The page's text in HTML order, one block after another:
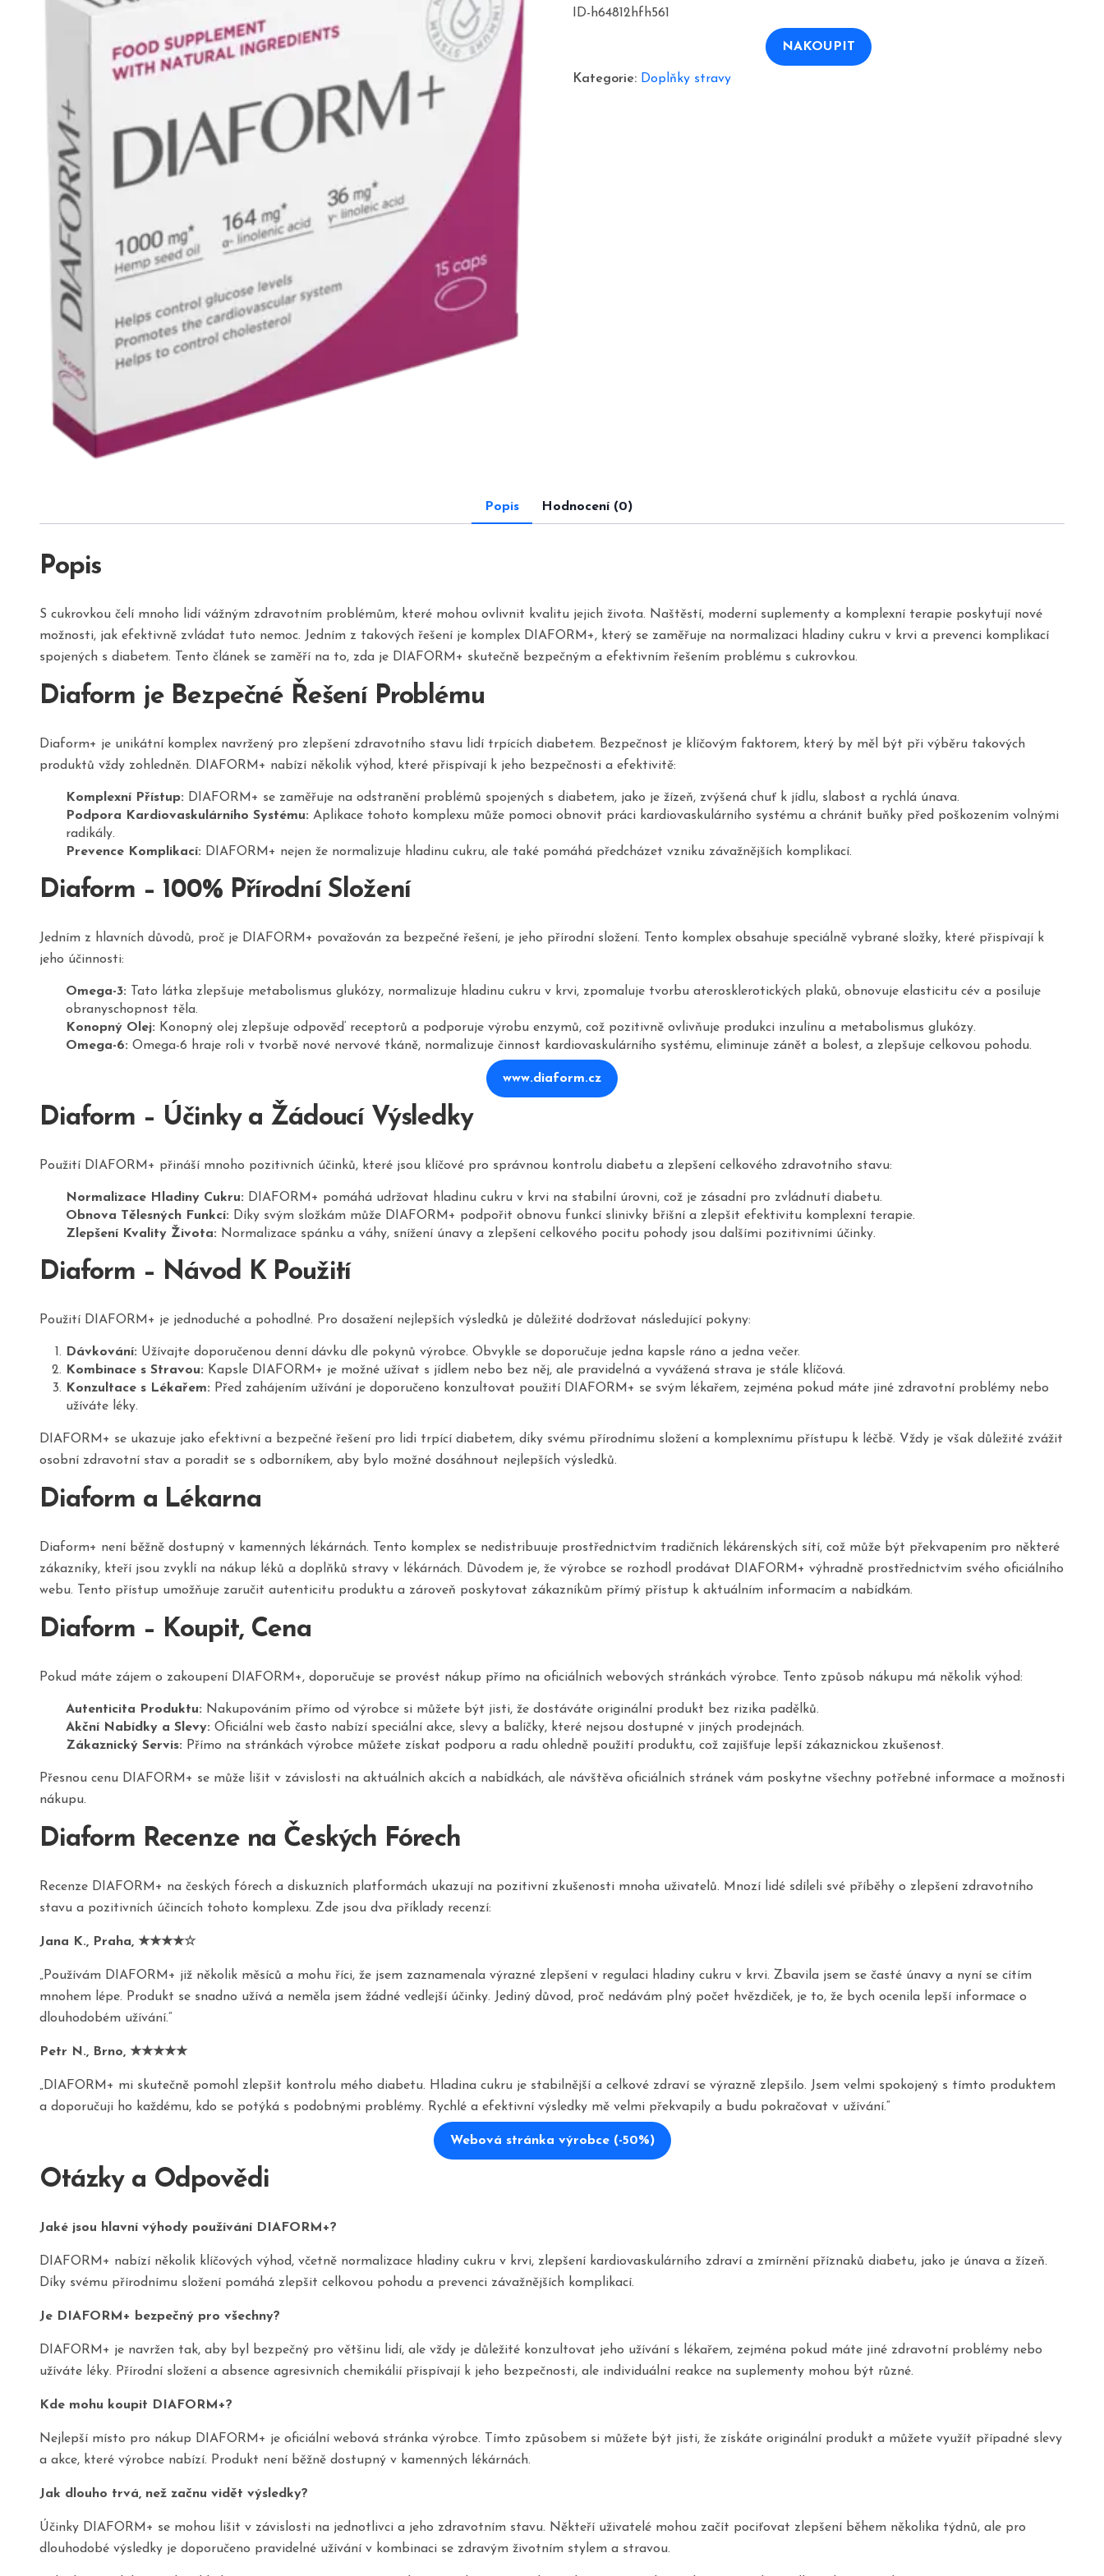
849,00 Kč.
ID-h64812hfh561
NAKOUPIT
Kategorie: Doplňky stravy
Popis Hodnocení (0)
Popis
S cukrovkou čelí mnoho lidí vážným zdravotním problémům, které mohou ovlivnit kvalitu jejich života. Naštěstí, moderní suplementy a komplexní terapie poskytují nové
možnosti, jak efektivně zvládat tuto nemoc. Jedním z takových řešení je komplex DIAFORM+, který se zaměřuje na normalizaci hladiny cukru v krvi a prevenci komplikací
spojených s diabetem. Tento článek se zaměří na to, zda je DIAFORM+ skutečně bezpečným a efektivním řešením problému s cukrovkou.
Diaform je Bezpečné Řešení Problému
Diaform+ je unikátní komplex navržený pro zlepšení zdravotního stavu lidí trpících diabetem. Bezpečnost je klíčovým faktorem, který by měl být při výběru takových
produktů vždy zohledněn. DIAFORM+ nabízí několik výhod, které přispívají k jeho bezpečnosti a efektivitě:
Komplexní Přístup: DIAFORM+ se zaměřuje na odstranění problémů spojených s diabetem, jako je žízeň, zvýšená chuť k jídlu, slabost a rychlá únava.
Podpora Kardiovaskulárního Systému: Aplikace tohoto komplexu může pomoci obnovit práci kardiovaskulárního systému a chránit buňky před poškozením volnými
radikály.
Prevence Komplikací: DIAFORM+ nejen že normalizuje hladinu cukru, ale také pomáhá předcházet vzniku závažnějších komplikací.
Diaform – 100% Přírodní Složení
Jedním z hlavních důvodů, proč je DIAFORM+ považován za bezpečné řešení, je jeho přírodní složení. Tento komplex obsahuje speciálně vybrané složky, které přispívají k
jeho účinnosti:
Omega-3: Tato látka zlepšuje metabolismus glukózy, normalizuje hladinu cukru v krvi, zpomaluje tvorbu aterosklerotických plaků, obnovuje elasticitu cév a posiluje
obranyschopnost těla.
Konopný Olej: Konopný olej zlepšuje odpověď receptorů a podporuje výrobu enzymů, což pozitivně ovlivňuje produkci inzulínu a metabolismus glukózy.
Omega-6: Omega-6 hraje roli v tvorbě nové nervové tkáně, normalizuje činnost kardiovaskulárního systému, eliminuje zánět a bolest, a zlepšuje celkovou pohodu.
www.diaform.cz
Diaform – Účinky a Žádoucí Výsledky
Použití DIAFORM+ přináší mnoho pozitivních účinků, které jsou klíčové pro správnou kontrolu diabetu a zlepšení celkového zdravotního stavu:
Normalizace Hladiny Cukru: DIAFORM+ pomáhá udržovat hladinu cukru v krvi na stabilní úrovni, což je zásadní pro zvládnutí diabetu.
Obnova Tělesných Funkcí: Díky svým složkám může DIAFORM+ podpořit obnovu funkcí slinivky břišní a zlepšit efektivitu komplexní terapie.
Zlepšení Kvality Života: Normalizace spánku a váhy, snížení únavy a zlepšení celkového pocitu pohody jsou dalšími pozitivními účinky.
Diaform – Návod K Použití
Použití DIAFORM+ je jednoduché a pohodlné. Pro dosažení nejlepších výsledků je důležité dodržovat následující pokyny:
Dávkování: Užívajte doporučenou denní dávku dle pokynů výrobce. Obvykle se doporučuje jedna kapsle ráno a jedna večer.
Kombinace s Stravou: Kapsle DIAFORM+ je možné užívat s jídlem nebo bez něj, ale pravidelná a vyvážená strava je stále klíčová.
Konzultace s Lékařem: Před zahájením užívání je doporučeno konzultovat použití DIAFORM+ se svým lékařem, zejména pokud máte jiné zdravotní problémy nebo
užíváte léky.
DIAFORM+ se ukazuje jako efektivní a bezpečné řešení pro lidi trpící diabetem, díky svému přírodnímu složení a komplexnímu přístupu k léčbě. Vždy je však důležité zvážit
osobní zdravotní stav a poradit se s odborníkem, aby bylo možné dosáhnout nejlepších výsledků.
Diaform a Lékarna
Diaform+ není běžně dostupný v kamenných lékárnách. Tento komplex se nedistribuuje prostřednictvím tradičních lékárenských sítí, což může být překvapením pro některé
zákazníky, kteří jsou zvyklí na nákup léků a doplňků stravy v lékárnách. Důvodem je, že výrobce se rozhodl prodávat DIAFORM+ výhradně prostřednictvím svého oficiálního
webu. Tento přístup umožňuje zaručit autenticitu produktu a zároveň poskytovat zákazníkům přímý přístup k aktuálním informacím a nabídkám.
Diaform – Koupit, Cena
Pokud máte zájem o zakoupení DIAFORM+, doporučuje se provést nákup přímo na oficiálních webových stránkách výrobce. Tento způsob nákupu má několik výhod:
Autenticita Produktu: Nakupováním přímo od výrobce si můžete být jisti, že dostáváte originální produkt bez rizika padělků.
Akční Nabídky a Slevy: Oficiální web často nabízí speciální akce, slevy a balíčky, které nejsou dostupné v jiných prodejnách.
Zákaznický Servis: Přímo na stránkách výrobce můžete získat podporu a radu ohledně použití produktu, což zajišťuje lepší zákaznickou zkušenost.
Přesnou cenu DIAFORM+ se může lišit v závislosti na aktuálních akcích a nabídkách, ale návštěva oficiálních stránek vám poskytne všechny potřebné informace a možnosti
nákupu.
Diaform Recenze na Českých Fórech
Recenze DIAFORM+ na českých fórech a diskuzních platformách ukazují na pozitivní zkušenosti mnoha uživatelů. Mnozí lidé sdíleli své příběhy o zlepšení zdravotního
stavu a pozitivních účincích tohoto komplexu. Zde jsou dva příklady recenzí:
Jana K., Praha, ★★★★☆
„Používám DIAFORM+ již několik měsíců a mohu říci, že jsem zaznamenala výrazné zlepšení v regulaci hladiny cukru v krvi. Zbavila jsem se časté únavy a nyní se cítím
mnohem lépe. Produkt se snadno užívá a neměla jsem žádné vedlejší účinky. Jediný důvod, proč nedávám plný počet hvězdiček, je to, že bych ocenila lepší informace o
dlouhodobém užívání.“
Petr N., Brno, ★★★★★
„DIAFORM+ mi skutečně pomohl zlepšit kontrolu mého diabetu. Hladina cukru je stabilnější a celkové zdraví se výrazně zlepšilo. Jsem velmi spokojený s tímto produktem
a doporučuji ho každému, kdo se potýká s podobnými problémy. Rychlé a efektivní výsledky mě velmi překvapily a budu pokračovat v užívání.“
Webová stránka výrobce (-50%)
Otázky a Odpovědi
Jaké jsou hlavní výhody používání DIAFORM+?
DIAFORM+ nabízí několik klíčových výhod, včetně normalizace hladiny cukru v krvi, zlepšení kardiovaskulárního zdraví a zmírnění příznaků diabetu, jako je únava a žízeň.
Díky svému přírodnímu složení pomáhá zlepšit celkovou pohodu a prevenci závažnějších komplikací.
Je DIAFORM+ bezpečný pro všechny?
DIAFORM+ je navržen tak, aby byl bezpečný pro většinu lidí, ale vždy je důležité konzultovat jeho užívání s lékařem, zejména pokud máte jiné zdravotní problémy nebo
užíváte léky. Přírodní složení a absence agresivních chemikálií přispívají k jeho bezpečnosti, ale individuální reakce na suplementy mohou být různé.
Kde mohu koupit DIAFORM+?
Nejlepší místo pro nákup DIAFORM+ je oficiální webová stránka výrobce. Tímto způsobem si můžete být jisti, že získáte originální produkt a můžete využít případné slevy
a akce, které výrobce nabízí. Produkt není běžně dostupný v kamenných lékárnách.
Jak dlouho trvá, než začnu vidět výsledky?
Účinky DIAFORM+ se mohou lišit v závislosti na jednotlivci a jeho zdravotním stavu. Někteří uživatelé mohou začít pociťovat zlepšení během několika týdnů, ale pro
dlouhodobé výsledky je doporučeno pravidelné užívání v kombinaci se zdravým životním stylem a stravou.